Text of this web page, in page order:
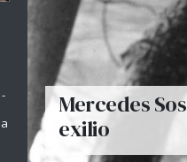
Mercedes
exilio